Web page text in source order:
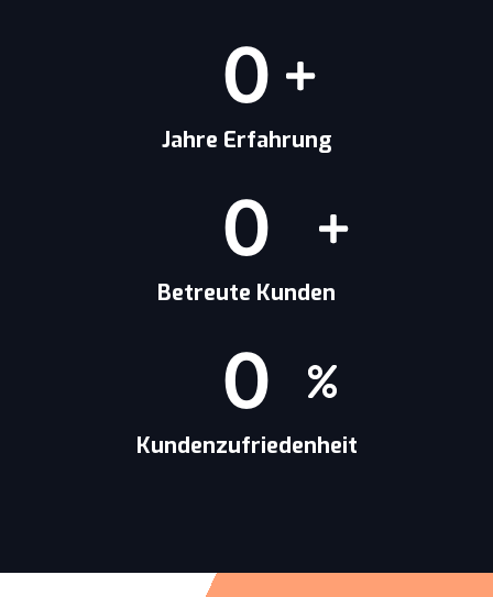
Jahre Erfahrung
0
Betreute Kunden
0
Kundenzufriedenheit
0